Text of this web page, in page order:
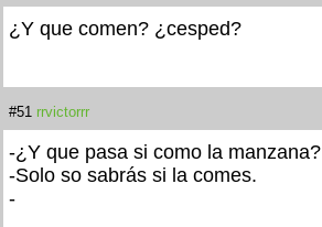
¿Y que comen? ¿cesped?
#51 rrvictorrr
-¿Y que pasa si como la manzana?
-Solo so sabrás si la comes.
-